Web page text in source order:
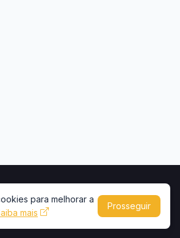
-Portal Caminhões e Carretas
para melhorar a
mais
Prosseguir